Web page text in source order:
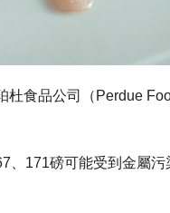
食品公司（Perdue
、171磅可能受到金屬